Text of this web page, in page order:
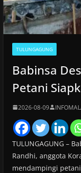
TULUNGAGUNG
Babinsa
Petani
2026-08-09
TULUNGAGUNG –
Randhi, anggota
mendampingi